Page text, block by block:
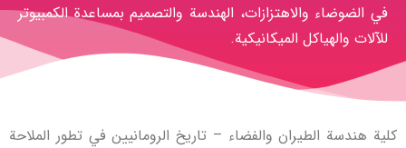
في الضوضاء والاهتزازات، الهندسة والتصميم بمساعدة الكمبيوتر
للآلات والهياكل الميكانيكية.
كلية هندسة الطيران والفضاء – تاريخ الرومانيين في تطور الملاحة